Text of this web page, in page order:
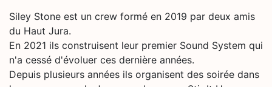
Siley Stone est un crew formé en 2019 par deux amis
du Haut Jura.
En 2021 ils construisent leur premier Sound System qui
n'a cessé d'évoluer ces dernière années.
Depuis plusieurs années ils organisent des soirée dans